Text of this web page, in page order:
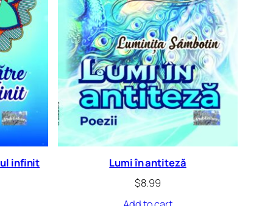
infinit
Lumi în antiteză
$8.99